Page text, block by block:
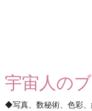
宇宙人の
◆写真、数秘術、色彩